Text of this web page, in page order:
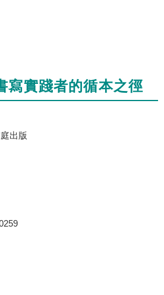
寫實踐者的循本之徑
出版